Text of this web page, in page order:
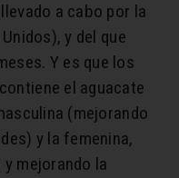
a cabo por la
y del que
Y es que los
el aguacate
(mejorando
y la femenina,
mejorando la